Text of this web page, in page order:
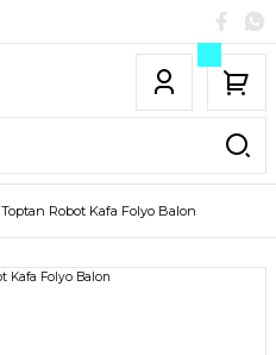
Toptan Robot Kafa Folyo Balon